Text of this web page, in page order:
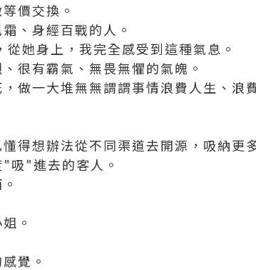
價交換。
、身經百戰的人。
她身上，我完全感受到這種氣息。
很有霸氣、無畏無懼的氣魄。
做一大堆無無謂謂事情浪費人生、浪
得想辦法從不同渠道去開源，吸納更
吸"進去的客人。
。
覺。